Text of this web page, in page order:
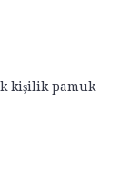
kişilik pamuk